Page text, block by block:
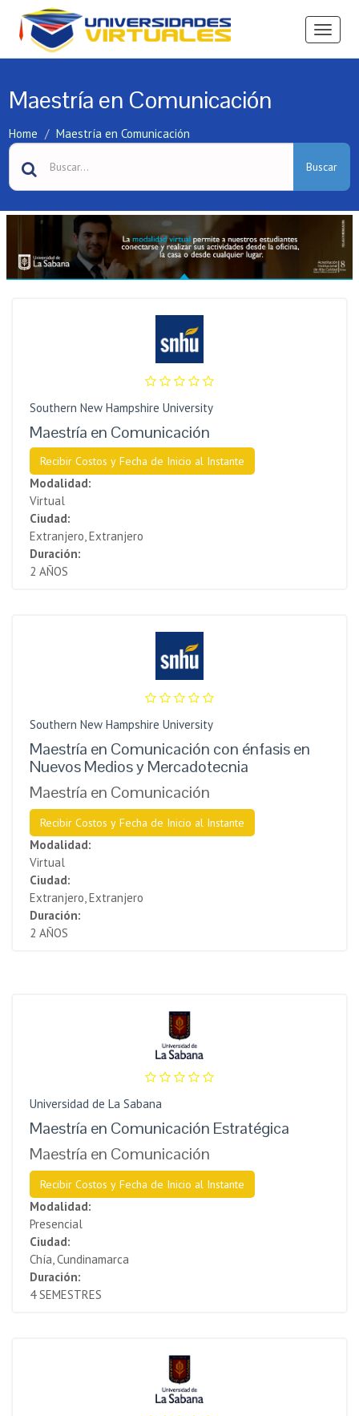
Ver
Maestría en Comunicación
Home Maestría en Comunicación
Buscar
Southern New Hampshire University
Maestría en Comunicación
Recibir Costos y Fecha de Inicio al Instante
Modalidad:
Virtual
Ciudad:
Extranjero, Extranjero
Duración:
2 AÑOS
Southern New Hampshire University
Maestría en Comunicación con énfasis en
Nuevos Medios y Mercadotecnia
Maestría en Comunicación
Recibir Costos y Fecha de Inicio al Instante
Modalidad:
Virtual
Ciudad:
Extranjero, Extranjero
Duración:
2 AÑOS
Universidad de La Sabana
Maestría en Comunicación Estratégica
Maestría en Comunicación
Recibir Costos y Fecha de Inicio al Instante
Modalidad:
Presencial
Ciudad:
Chía, Cundinamarca
Duración:
4 SEMESTRES